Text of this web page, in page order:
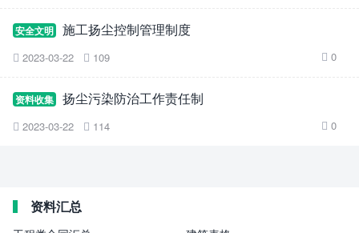
安全文明 施工扬尘控制管理制度
 2023-03-22  109  0
资料收集 扬尘污染防治工作责任制
 2023-03-22  114  0
资料汇总